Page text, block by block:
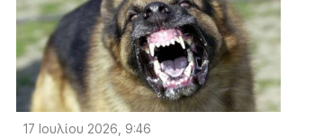
17 Ιουλίου 2026, 9:46